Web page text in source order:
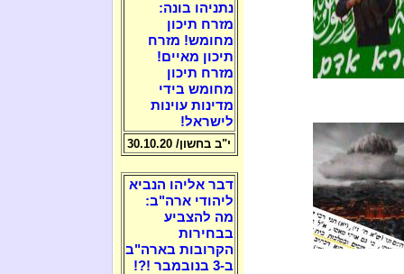
נתניהו בונה:
מזרח תיכון
מחומש! מזרח
תיכון מאיים!
מזרח תיכון
מחומש בידי
מדינות עוינות
לישראל!
י"ב בחשון/ 30.10.20
דבר אליהו הנביא
ליהודי ארה"ב:
מה להצביע
בבחירות
הקרובות בארה"ב
ב-3 בנובמבר !?!